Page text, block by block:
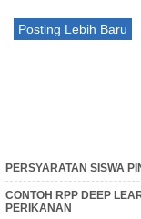
Posting Lebih Baru
PERSYARATAN SISWA
CONTOH RPP DEEP
PERIKANAN